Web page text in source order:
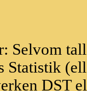
Selvom
Statistik
DST